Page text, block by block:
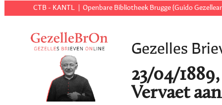
CTB - KANTL Openbare Bibliotheek Brugge (Guido
Gezelles
23/04/
Vervaet